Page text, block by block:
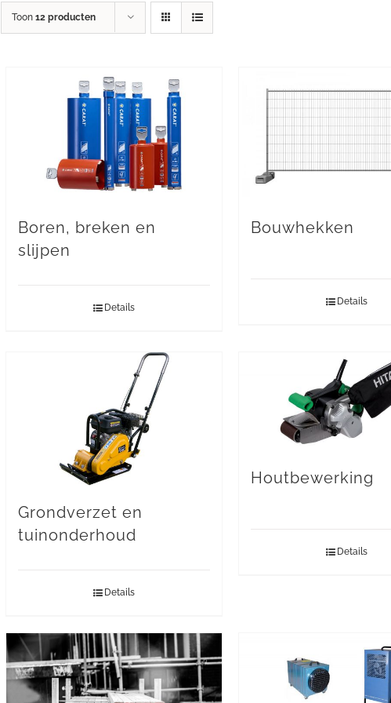
Toon 12 producten
Boren, breken en
slijpen
Details
Bouwhekken
Details
Grondverzet en
tuinonderhoud
Details
Houtbewerking
Details